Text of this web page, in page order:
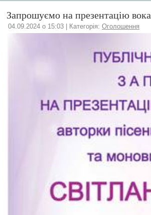
Запрошуємо на презентацію
04.09.2024 о 15:03 | Категорія: Оголошення